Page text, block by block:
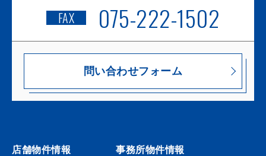
FAX 075-222-1502
問い合わせフォーム
店舗物件情報 事務所物件情報